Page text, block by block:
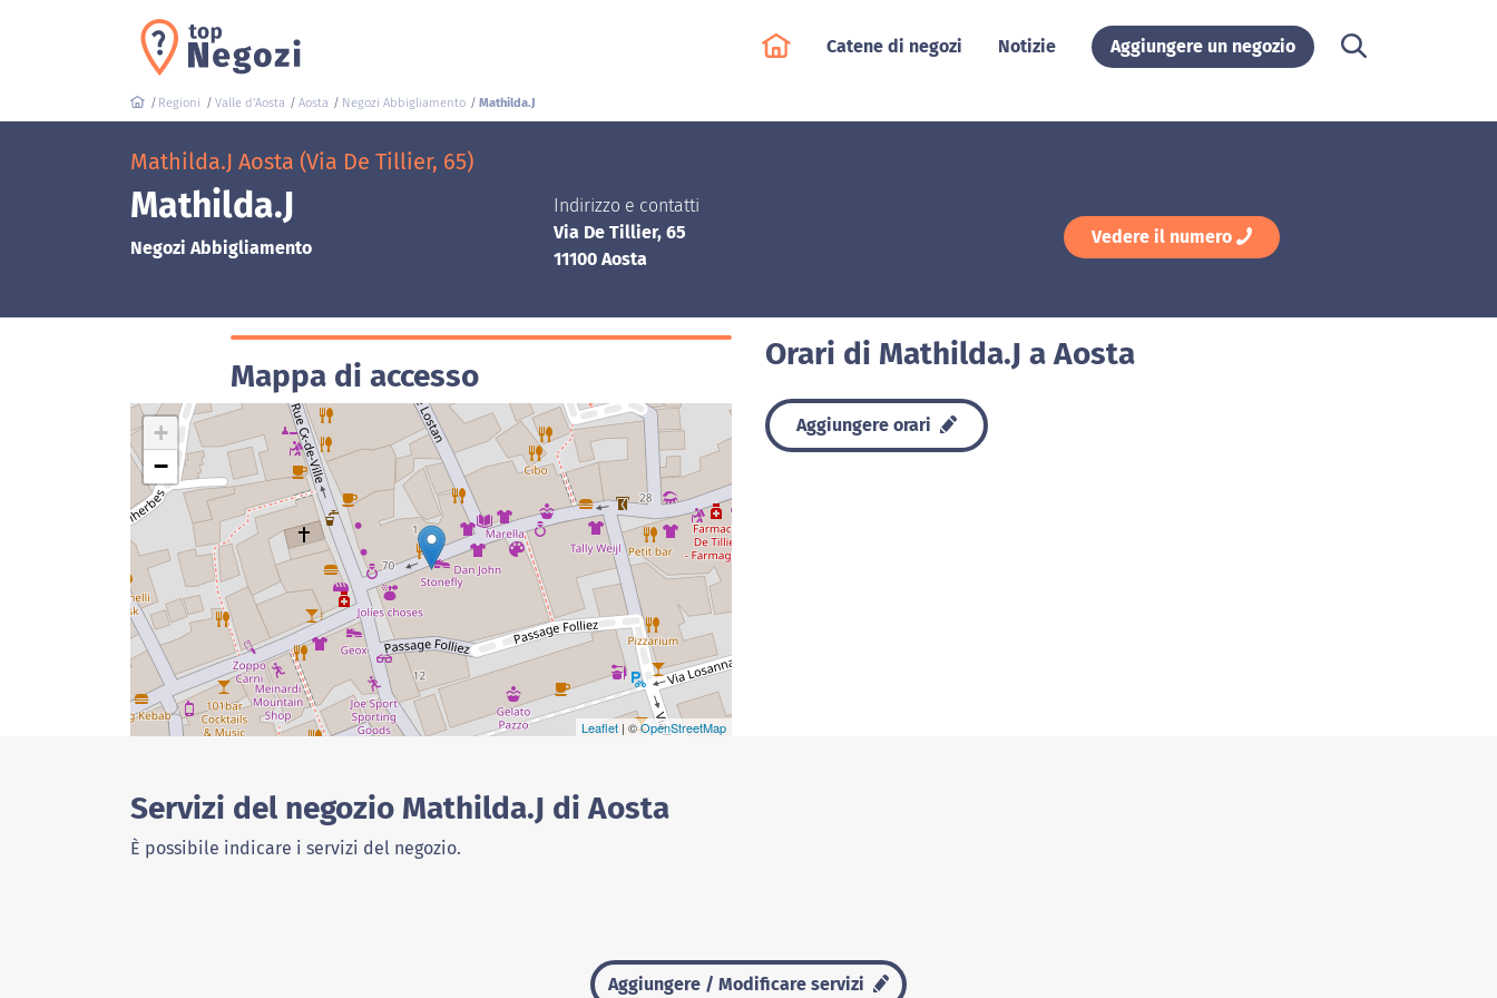
Catene di negozi Notizie Aggiungere un negozio
Regioni Valle d'Aosta Aosta Negozi Abbigliamento Mathilda.J
Mathilda.J Aosta (Via De Tillier, 65)
Mathilda.J
Negozi Abbigliamento
Indirizzo e contatti
Via De Tillier, 65
11100 Aosta
Vedere il numero
Mappa di accesso
+
−
Leaflet | ©OpenStreetMap
Orari di Mathilda.J a Aosta
Aggiungere orari
Servizi del negozio Mathilda.J di Aosta
È possibile indicare i servizi del negozio.
Aggiungere / Modificare servizi